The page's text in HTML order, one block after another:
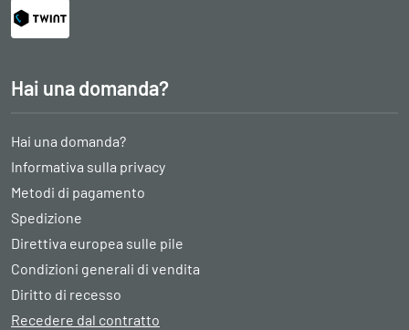
Hai una domanda?
Hai una domanda?
Informativa sulla privacy
Metodi di pagamento
Spedizione
Direttiva europea sulle pile
Condizioni generali di vendita
Diritto di recesso
Recedere dal contratto